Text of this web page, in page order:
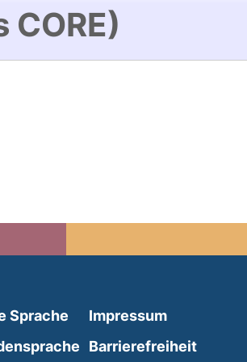
Sprache (external link, opens in a
(external link, opens in
Impressum
Barrierefreiheit